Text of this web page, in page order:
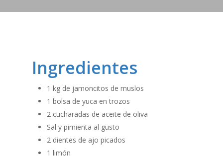
Ingredientes
1 kg de jamoncitos de muslos
1 bolsa de yuca en trozos
2 cucharadas de aceite de oliva
Sal y pimienta al gusto
2 dientes de ajo picados
1 limón